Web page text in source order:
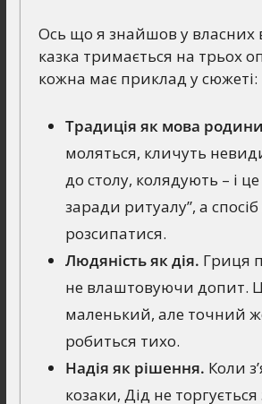
Ось що я знайшов у власних
казка тримається на трьох
кожна має приклад у сюжеті:
Традиція як мова
моляться, кличуть
до столу, колядують – і
заради ритуалу”, а спосіб
розсипатися.
Людяність як дія. Гриця
не влаштовуючи допит.
маленький, але точний
робиться тихо.
Надія як рішення. Коли
козаки, Дід не